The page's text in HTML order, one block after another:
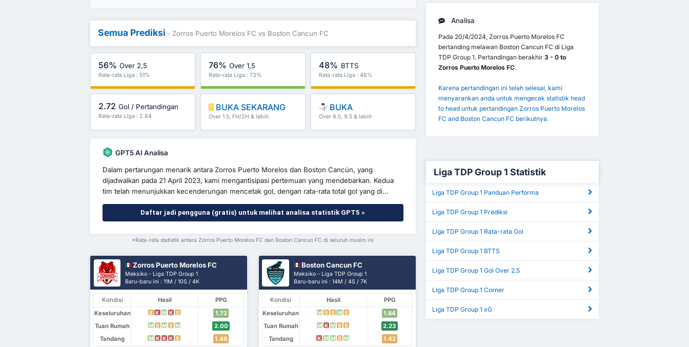
Semua Prediksi - Zorros Puerto Morelos FC vs Boston Cancun FC
56% Over 2,5
Rata-rata Liga : 51%
76% Over 1,5
Rata-rata Liga : 73%
48% BTTS
Rata-rata Liga : 46%
2.72 Gol / Pertandingan
Rata-rata Liga : 2.84
BUKA SEKARANG
Over 1.5, FH/2H & lebih
BUKA
Over 8.5, 9.5 & lebih
GPT5 AI Analisa
Dalam pertarungan menarik antara Zorros Puerto Morelos dan Boston Cancún, yang
dijadwalkan pada 21 April 2023, kami mengantisipasi pertemuan yang mendebarkan. Kedua
tim telah menunjukkan kecenderungan mencetak gol, dengan rata-rata total gol yang di...
Daftar jadi pengguna (gratis) untuk melihat analisa statistik GPT5 »
*Rata-rata statistik antara Zorros Puerto Morelos FC dan Boston Cancun FC di seluruh musim ini
Zorros Puerto Morelos FC
Meksiko - Liga TDP Group 1
Baru-baru ini : 11M / 10S / 4K
Kondisi Hasil
PPG
Keseluruhan
S K M K S
1.72
Tuan Rumah
M S M S M
2.00
Tandang
M K K K S 1.46
Boston Cancun FC
Meksiko - Liga TDP Group 1
Baru-baru ini : 14M / 4S / 7K
Kondisi Hasil
PPG
Keseluruhan
M S S M S
1.84
Tuan Rumah
M K M S S
2.23
Tandang
K M M S M 1.42
Analisa
Pada 20/4/2024, Zorros Puerto Morelos FC
bertanding melawan Boston Cancun FC di Liga
TDP Group 1. Pertandingan berakhir 3 - 0 to
Zorros Puerto Morelos FC.
Karena pertandingan ini telah selesai, kami
menyarankan anda untuk mengecek statistik head
to head untuk pertandingan Zorros Puerto Morelos
FC and Boston Cancun FC berikutnya.
Liga TDP Group 1 Statistik
Liga TDP Group 1 Panduan Performa
Liga TDP Group 1 Prediksi
Liga TDP Group 1 Rata-rata Gol
Liga TDP Group 1 BTTS
Liga TDP Group 1 Gol Over 2.5
Liga TDP Group 1 Corner
Liga TDP Group 1 xG